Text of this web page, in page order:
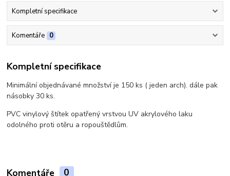
Kompletní specifikace
Komentáře 0
Kompletní specifikace
Minimální objednávané množství je 150 ks ( jeden arch). dále pak
násobky 30 ks.
PVC vinylový štítek opatřený vrstvou UV akrylového laku
odolného proti otěru a ropouštědlům.
Komentáře 0